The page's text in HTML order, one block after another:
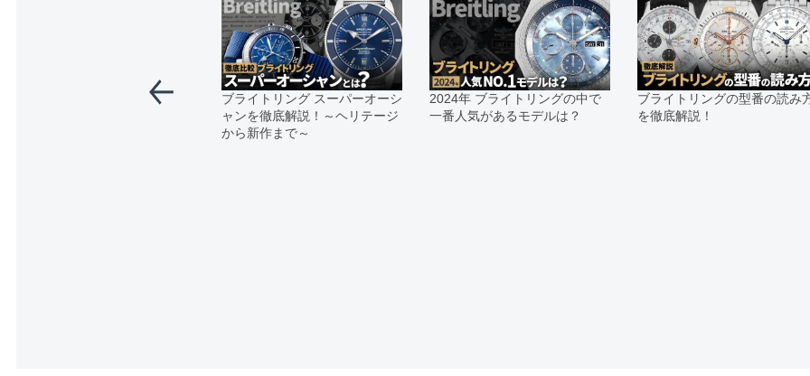
また、ご来店にてご購入を希望さ
お問い合わせいただけますようお願
※アンティーク品やユーズド品の
合がございます。
※表示の定価は、入荷時の価格とな
現在の定価と異なる場合がござい
ブライトリング スーパーオーシ
ャンを徹底解説！～ヘリテージ
から新作まで～
2024年 ブライトリングの中で
一番人気があるモデルは？
ブライトリングの型番の読み
を徹底解説！